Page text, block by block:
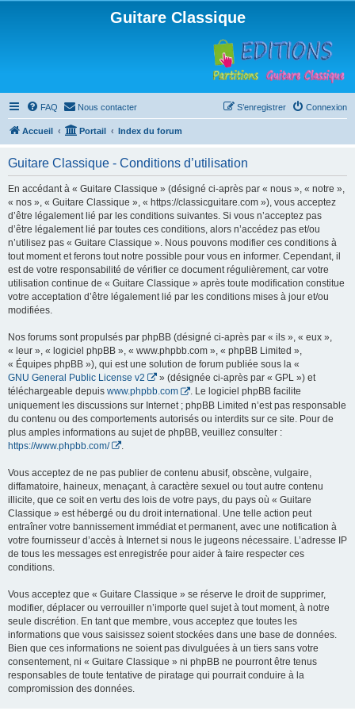
Guitare Classique
FAQ Nous contacter Connexion
S’enregistrer
Accueil Portail Index du forum
Guitare Classique - Conditions d’utilisation
En accédant à « Guitare Classique » (désigné ci-après par « nous », « notre »,
« nos », « Guitare Classique », « https://classicguitare.com »), vous acceptez
d’être légalement lié par les conditions suivantes. Si vous n’acceptez pas
d’être légalement lié par toutes ces conditions, alors n’accédez pas et/ou
n’utilisez pas « Guitare Classique ». Nous pouvons modifier ces conditions à
tout moment et ferons tout notre possible pour vous en informer. Cependant, il
est de votre responsabilité de vérifier ce document régulièrement, car votre
utilisation continue de « Guitare Classique » après toute modification constitue
votre acceptation d’être légalement lié par les conditions mises à jour et/ou
modifiées.
Nos forums sont propulsés par phpBB (désigné ci-après par « ils », « eux »,
« leur », « logiciel phpBB », « www.phpbb.com », « phpBB Limited »,
« Équipes phpBB »), qui est une solution de forum publiée sous la «
GNU General Public License v2
» (désignée ci-après par « GPL ») et
téléchargeable depuis www.phpbb.com
. Le logiciel phpBB facilite
uniquement les discussions sur Internet ; phpBB Limited n’est pas responsable
du contenu ou des comportements autorisés ou interdits sur ce site. Pour de
plus amples informations au sujet de phpBB, veuillez consulter :
https://www.phpbb.com/
Vous acceptez de ne pas publier de contenu abusif, obscène, vulgaire,
diffamatoire, haineux, menaçant, à caractère sexuel ou tout autre contenu
illicite, que ce soit en vertu des lois de votre pays, du pays où « Guitare
Classique » est hébergé ou du droit international. Une telle action peut
entraîner votre bannissement immédiat et permanent, avec une notification à
votre fournisseur d’accès à Internet si nous le jugeons nécessaire. L’adresse IP
de tous les messages est enregistrée pour aider à faire respecter ces
conditions.
Vous acceptez que « Guitare Classique » se réserve le droit de supprimer,
modifier, déplacer ou verrouiller n’importe quel sujet à tout moment, à notre
seule discrétion. En tant que membre, vous acceptez que toutes les
informations que vous saisissez soient stockées dans une base de données.
Bien que ces informations ne soient pas divulguées à un tiers sans votre
consentement, ni « Guitare Classique » ni phpBB ne pourront être tenus
responsables de toute tentative de piratage qui pourrait conduire à la
compromission des données.